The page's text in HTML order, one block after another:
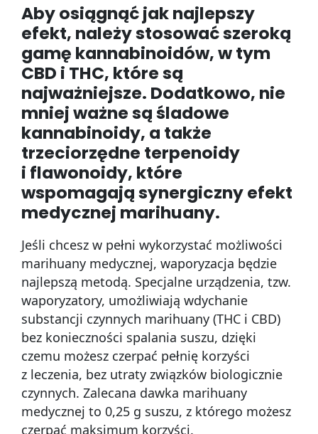
Aby osiągnąć jak najlepszy
efekt, należy stosować szeroką
gamę kannabinoidów, w tym
CBD i THC, które są
najważniejsze. Dodatkowo, nie
mniej ważne są śladowe
kannabinoidy, a także
trzeciorzędne terpenoidy
i flawonoidy, które
wspomagają synergiczny efekt
medycznej marihuany.
Jeśli chcesz w pełni wykorzystać możliwości
marihuany medycznej, waporyzacja będzie
najlepszą metodą. Specjalne urządzenia, tzw.
waporyzatory, umożliwiają wdychanie
substancji czynnych marihuany (THC i CBD)
bez konieczności spalania suszu, dzięki
czemu możesz czerpać pełnię korzyści
z leczenia, bez utraty związków biologicznie
czynnych. Zalecana dawka marihuany
medycznej to 0,25 g suszu, z którego możesz
czerpać maksimum korzyści.